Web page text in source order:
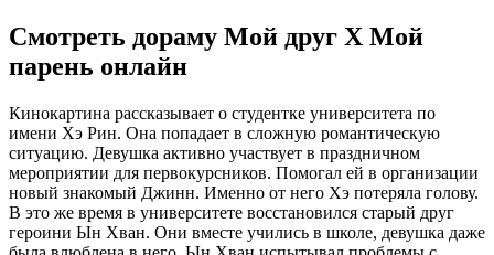
Смотреть дораму Мой друг Х Мой
парень онлайн
Кинокартина рассказывает о студентке университета по
имени Хэ Рин. Она попадает в сложную романтическую
ситуацию. Девушка активно участвует в праздничном
мероприятии для первокурсников. Помогал ей в организации
новый знакомый Джинн. Именно от него Хэ потеряла голову.
В это же время в университете восстановился старый друг
героини Ын Хван. Они вместе учились в школе, девушка даже